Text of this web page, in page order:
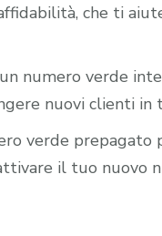
che ti
numero verde
nuovi clienti in
verde
il tuo nuovo